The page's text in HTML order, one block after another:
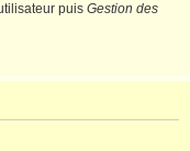
puis Gestion des